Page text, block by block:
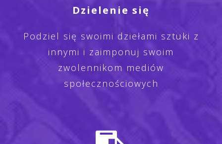
Dzielenie się
Podziel się swoimi dziełami sztuki z
innymi i zaimponuj swoim
zwolennikom mediów
społecznościowych